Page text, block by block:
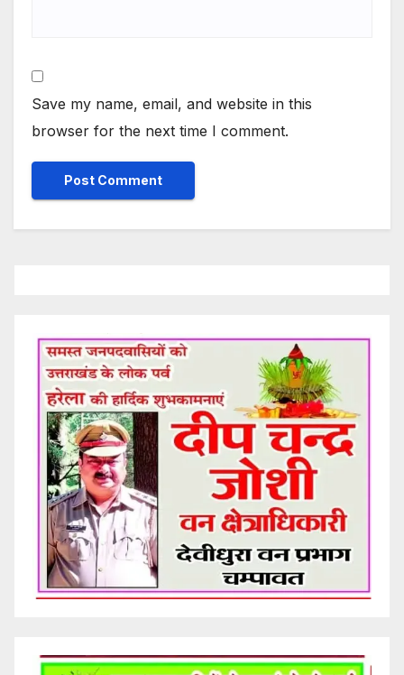
Save my name, email, and website in this
browser for the next time I comment.